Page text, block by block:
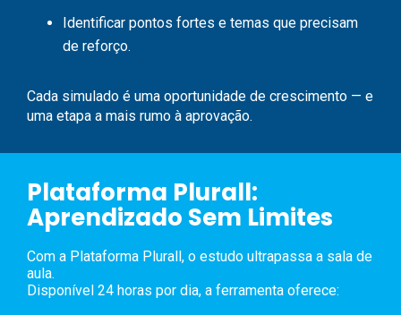
Identificar pontos fortes e temas que precisam
de reforço.
Cada simulado é uma oportunidade de crescimento — e
uma etapa a mais rumo à aprovação.
Plataforma Plurall:
Aprendizado Sem Limites
Com a Plataforma Plurall, o estudo ultrapassa a sala de
aula.
Disponível 24 horas por dia, a ferramenta oferece: